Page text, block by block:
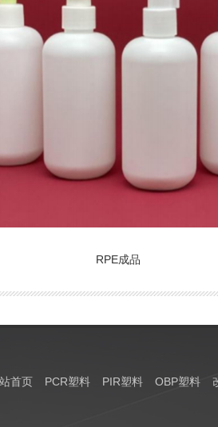
RPE成品
首页 PCR塑料 PIR塑料 OBP塑料